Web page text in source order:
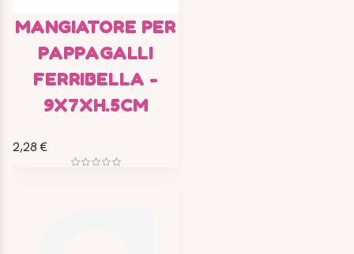
MANGIATORE PER
PAPPAGALLI
FERRIBELLA -
9X7XH.5CM
2,28 €